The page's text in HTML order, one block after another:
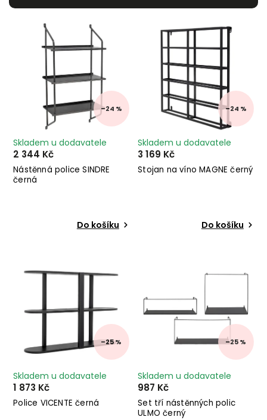
Abecedně
–24 %
Nástěnná police SINDRE
černá
Skladem u dodavatele
2 344 Kč
Do košíku
–24 %
Stojan na víno MAGNE černý
Skladem u dodavatele
3 169 Kč
Do košíku
–25 %
Police VICENTE černá
Skladem u dodavatele
1 873 Kč
–25 %
Set tří nástěnných polic
ULMO černý
Skladem u dodavatele
987 Kč